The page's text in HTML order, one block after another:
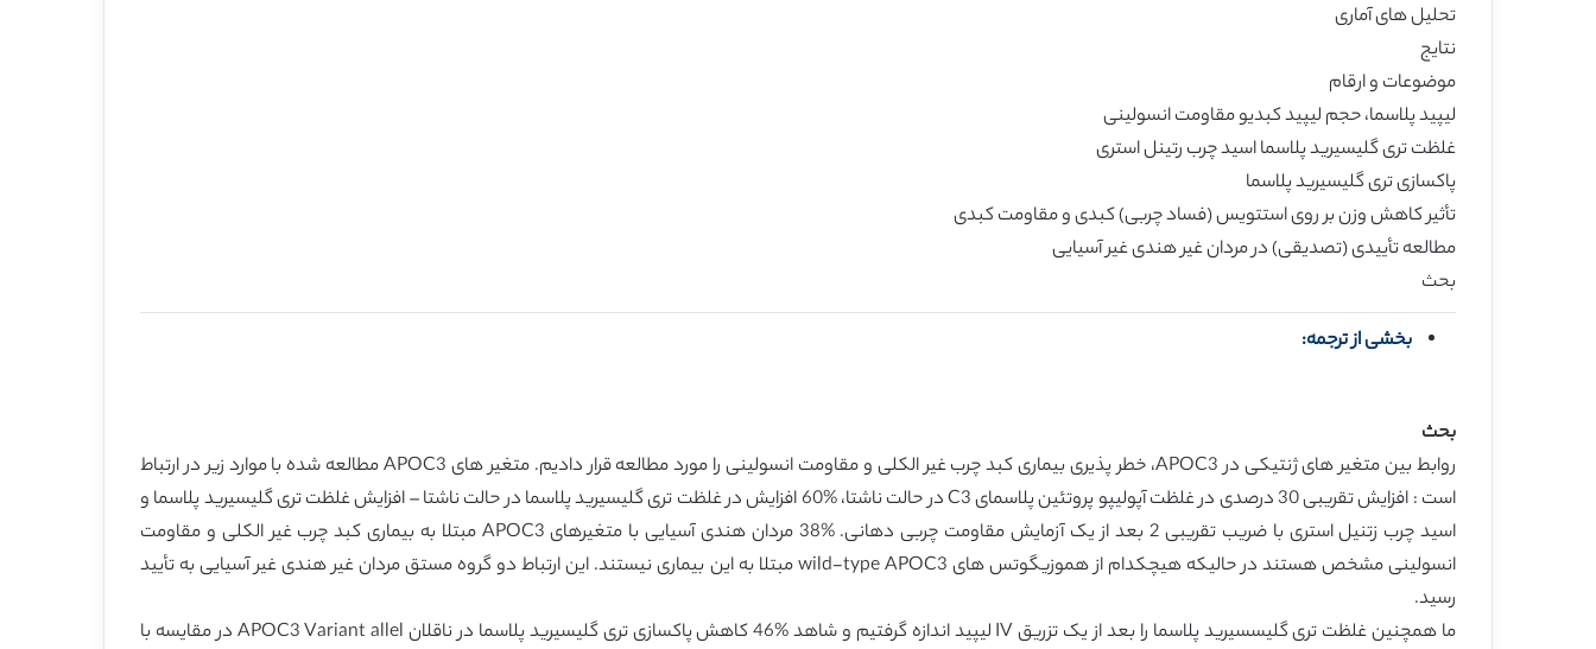
تحلیل های آماری
نتایج
موضوعات و ارقام
لیپید پلاسما، حجم لیپید کبدیو مقاومت انسولینی
غلظت تری گلیسیرید پلاسما اسید چرب رتینل استری
پاکسازی تری گلیسیرید پلاسما
تأثیر کاهش وزن بر روی استتویس (فساد چربی) کبدی و مقاومت کبدی
مطالعه تأییدی (تصدیقی) در مردان غیر هندی غیر آسیایی
بحث
بخشی از ترجمه:
بحث
روابط بین متغیر های ژنتیکی در APOC3، خطر پذیری بیماری کبد چرب غیر الکلی و مقاومت انسولینی را مورد مطالعه قرار دادیم. متغیر های APOC3 مطالعه شده با موارد زیر در ارتباط
است : افزایش تقریبی 30 درصدی در غلظت آپولیپو پروتئین پلاسمای C3 در حالت ناشتا، %60 افزایش در غلظت تری گلیسیرید پلاسما در حالت ناشتا – افزایش غلظت تری گلیسیرید پلاسما و
اسید چرب زتنیل استری با ضریب تقریبی 2 بعد از یک آزمایش مقاومت چربی دهانی. %38 مردان هندی آسیایی با متغیرهای APOC3 مبتلا به بیماری کبد چرب غیر الکلی و مقاومت
انسولینی مشخص هستند در حالیکه هیچکدام از هموزیگوتس های wild-type APOC3 مبتلا به این بیماری نیستند. این ارتباط دو گروه مستق مردان غیر هندی غیر آسیایی به تأیید
رسید.
ما همچنین غلظت تری گلیسسیرید پلاسما را بعد از یک تزریق IV لیپید اندازه گرفتیم و شاهد %46 کاهش پاکسازی تری گلیسیرید پلاسما در ناقلان APOC3 Variant allel در مقایسه با